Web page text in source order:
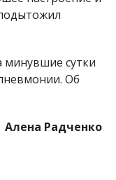
минувшие сутки
Об
Алена Радченко